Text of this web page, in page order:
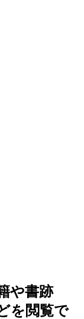
や書跡
を閲覧で